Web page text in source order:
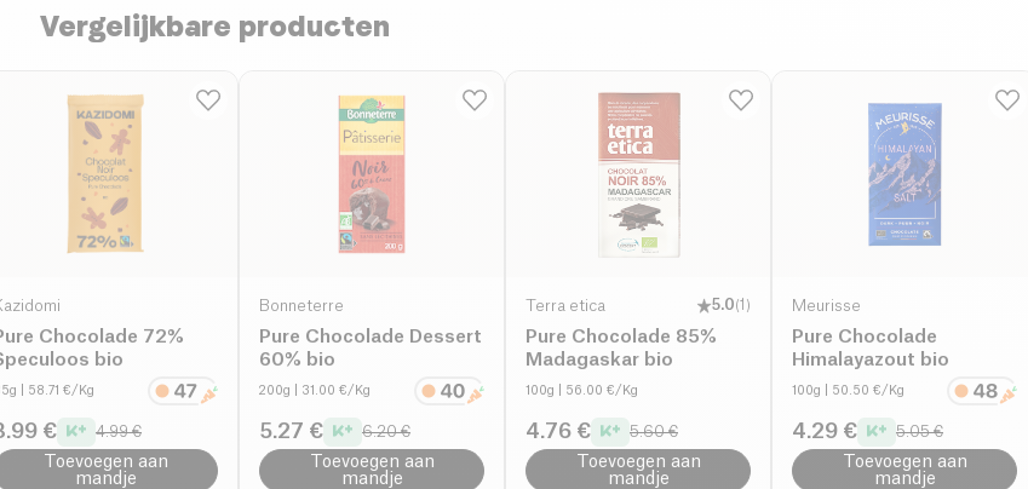
Vergelijkbare producten
Chocolade 72%
bio
| 58.71 €/Kg
€ 4.99 €
Toevoegen aan
mandje
Bonneterre
Pure Chocolade Dessert
60% bio
200g | 31.00 €/Kg
5.27 € 6.20 €
Toevoegen aan
mandje
Terra etica 5.0(1 )
Pure Chocolade 85%
Madagaskar bio
100g | 56.00 €/Kg
4.76 € 5.60 €
Toevoegen aan
mandje
Meurisse
Pure Chocolade
Himalayazout bio
100g | 50.50 €/Kg
4.29 € 5.05 €
Toevoegen aan
mandje